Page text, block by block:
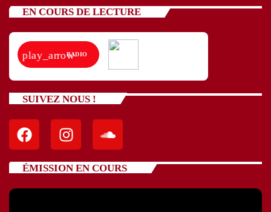
EN COURS DE LECTURE
play_arrowRADIO
SUIVEZ NOUS !
ÉMISSION EN COURS